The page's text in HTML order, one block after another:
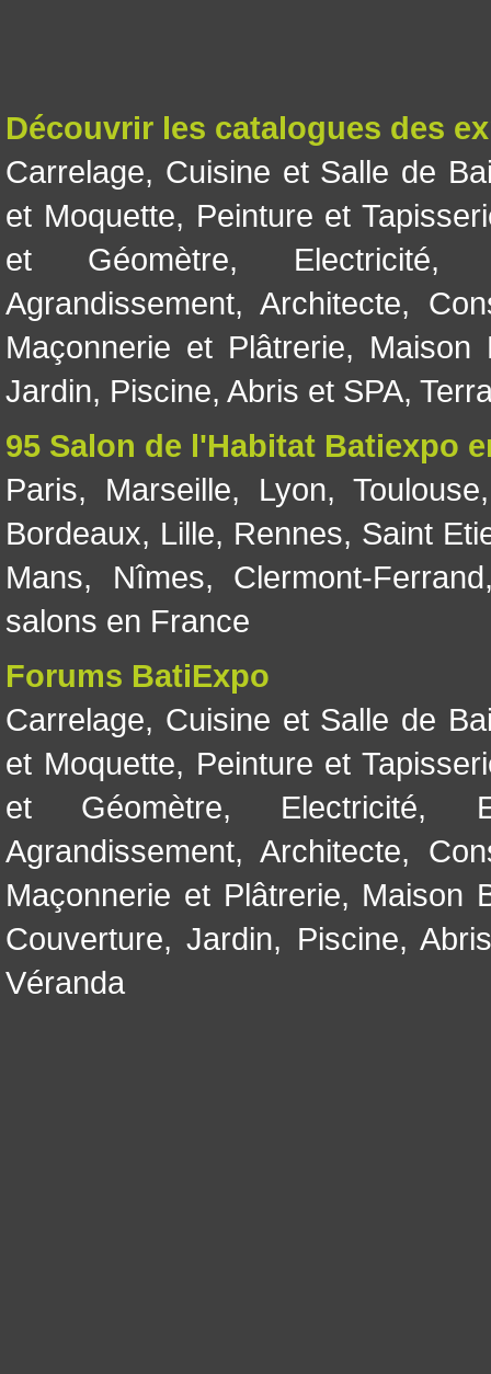
Découvrir les catalogues des
Carrelage, Cuisine et Salle de
et Moquette, Peinture et
et Géomètre, Electricité
Agrandissement, Architecte,
Maçonnerie et Plâtrerie, Maison
Jardin, Piscine, Abris et SPA,
95 Salon de l'Habitat Batiexpo
Paris, Marseille, Lyon, Toulouse
Bordeaux, Lille, Rennes, Saint
Mans, Nîmes, Clermont-Ferrand
salons en France
Forums BatiExpo
Carrelage, Cuisine et Salle de
et Moquette, Peinture et
et Géomètre, Electricité,
Agrandissement, Architecte,
Maçonnerie et Plâtrerie, Maison
Couverture,Jardin, Piscine,
Véranda